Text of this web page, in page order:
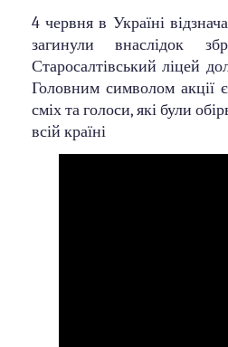
4 червня в Україні
загинули внаслідок
Старосалтівський ліцей
Головним символом акції є
сміх та голоси, які були
всій країні